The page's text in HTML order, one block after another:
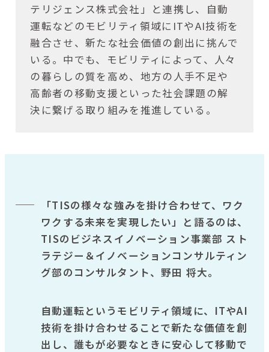
テリジェンス株式会社」と連携し、自動
運転などのモビリティ領域にITやAI技術を
融合させ、新たな社会価値の創出に挑んで
いる。中でも、モビリティによって、人々
の暮らしの質を高め、地方の人手不足や
高齢者の移動支援といった社会課題の解
決に繋げる取り組みを推進している。
「TISの様々な強みを掛け合わせて、ワク
ワクする未来を実現したい」と語るのは、
TISのビジネスイノベーション事業部 スト
ラテジー＆イノベーションコンサルティン
グ部のコンサルタント、野田 将大。
自動運転というモビリティ領域に、ITやAI
技術を掛け合わせることで新たな価値を創
出し、誰もが必要なときに安心して移動で